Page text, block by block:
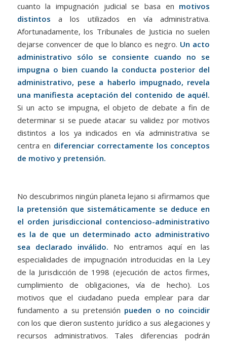
cuanto la impugnación judicial se basa en motivos
distintos a los utilizados en vía administrativa.
Afortunadamente, los Tribunales de Justicia no suelen
dejarse convencer de que lo blanco es negro. Un acto
administrativo sólo se consiente cuando no se
impugna o bien cuando la conducta posterior del
administrativo, pese a haberlo impugnado, revela
una manifiesta aceptación del contenido de aquél.
Si un acto se impugna, el objeto de debate a fin de
determinar si se puede atacar su validez por motivos
distintos a los ya indicados en vía administrativa se
centra en diferenciar correctamente los conceptos
de motivo y pretensión.
No descubrimos ningún planeta lejano si afirmamos que
la pretensión que sistemáticamente se deduce en
el orden jurisdiccional contencioso-administrativo
es la de que un determinado acto administrativo
sea declarado inválido. No entramos aquí en las
especialidades de impugnación introducidas en la Ley
de la Jurisdicción de 1998 (ejecución de actos firmes,
cumplimiento de obligaciones, vía de hecho). Los
motivos que el ciudadano pueda emplear para dar
fundamento a su pretensión pueden o no coincidir
con los que dieron sustento jurídico a sus alegaciones y
recursos administrativos. Tales diferencias podrán